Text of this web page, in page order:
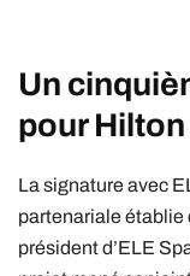
Un
pour Hilton
La signature avec
partenariale établie
président d’ELE